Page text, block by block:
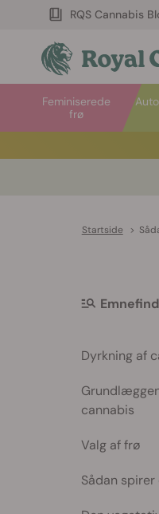
RQS Cannabis
Feminiserede
frø
Startside >
Dyrkning af
cannabis
Valg af frø
Sådan